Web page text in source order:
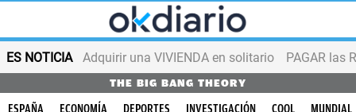
ES NOTICIA Adquirir una VIVIENDA en solitario PAGAR las
THE BIG BANG THEORY
ESPAÑA ECONOMÍA DEPORTES INVESTIGACIÓN COOL
MUNDIAL